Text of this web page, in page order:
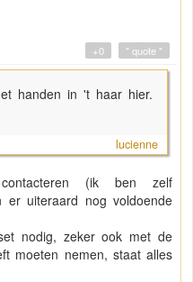
" quote "
+0
handen in 't haar hier.
lucienne
(ik ben zelf
er uiteraard nog voldoende
nodig, zeker ook met de
moeten nemen, staat alles